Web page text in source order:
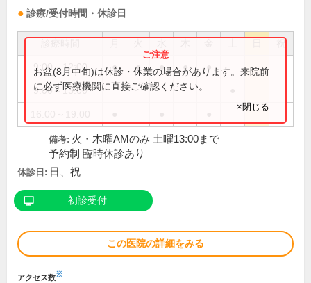
診療/受付時間・休診日
祝
9:00～12:00 ● ● ● ● ●
9:00～13:00
お盆(8月中旬)は休診・休業の場合があります。来院前
に必ず医療機関に直接ご確認ください。
×閉じる
備考: 火・木曜AMのみ 土曜13:00まで
予約制 臨時休診あり
休診日: 日、祝
初診受付
この医院の詳細をみる
アクセス数※